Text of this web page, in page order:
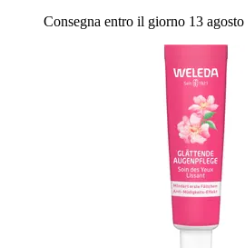
Consegna entro il giorno 13 agosto